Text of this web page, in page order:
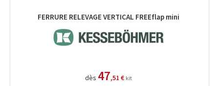
FERRURE RELEVAGE VERTICAL FREEflap mini
dès 47,51 € kit